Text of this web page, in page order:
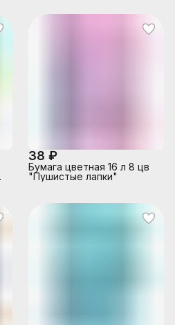
38 ₽
Бумага цветная 16 л 8 цв
"Пушистые лапки"